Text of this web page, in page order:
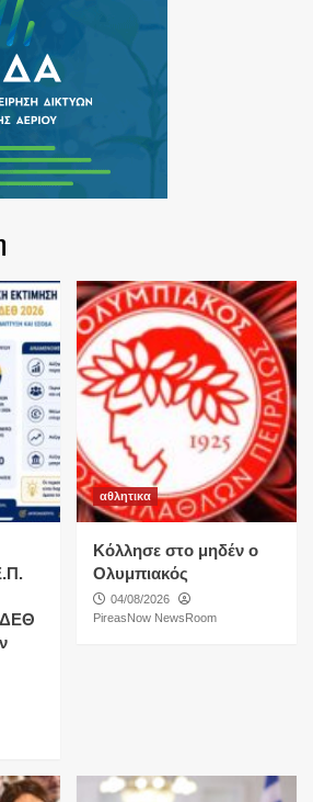
ΔΕΘ
αθλητικα
Κόλλησε στο μηδέν ο
Ολυμπιακός
04/08/2026
PireasNow NewsRoom